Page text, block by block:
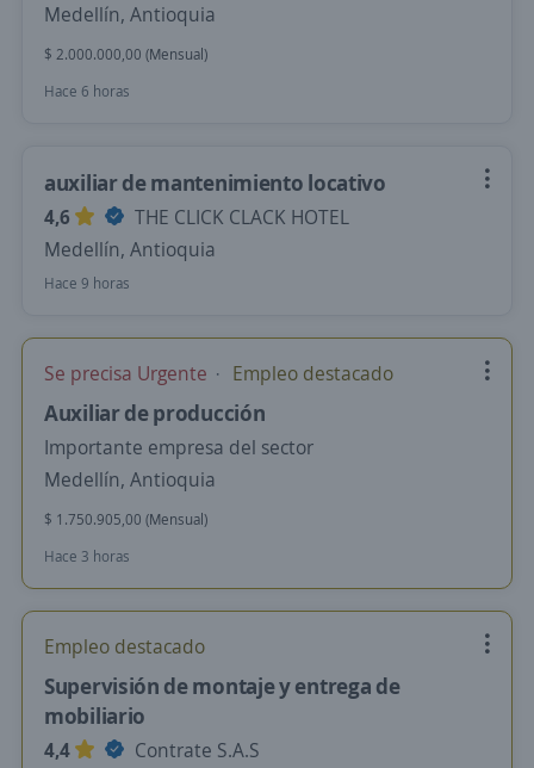
Medellín, Antioquia
$ 2.000.000,00 (Mensual)
Hace 6 horas
auxiliar de mantenimiento locativo
4,6
THE CLICK CLACK HOTEL
Medellín, Antioquia
Hace 9 horas
Se precisa Urgente Empleo destacado
Auxiliar de producción
Importante empresa del sector
Medellín, Antioquia
$ 1.750.905,00 (Mensual)
Hace 3 horas
Empleo destacado
Supervisión de montaje y entrega de
mobiliario
4,4
Contrate S.A.S